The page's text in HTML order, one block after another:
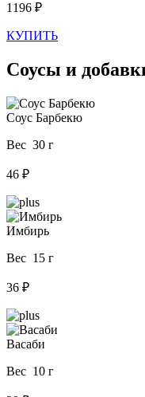
1196 ₽
КУПИТЬ
Соусы и
Соус Барбекю
Вес 30 г
46 ₽
Имбирь
Вес 15 г
36 ₽
Васаби
Вес 10 г